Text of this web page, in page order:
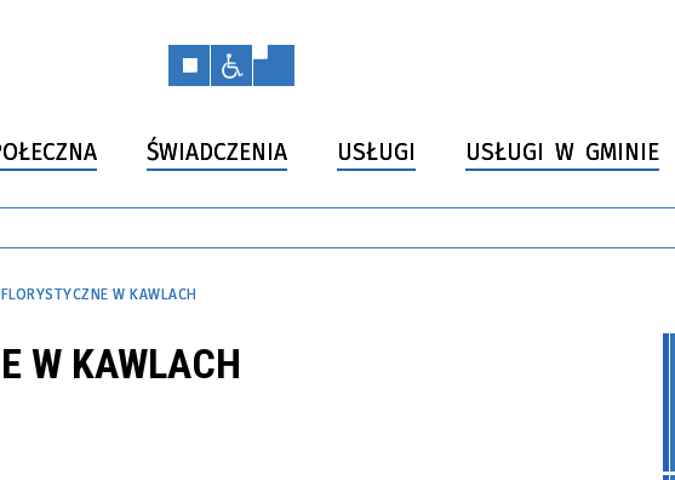
ŚWIADCZENIA USŁUGI USŁUGI W GMINIE
W KAWLACH
W KAWLACH